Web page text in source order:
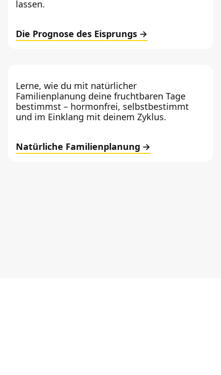
lassen.
Die Prognose des Eisprungs
Lerne, wie du mit natürlicher
Familienplanung deine fruchtbaren Tage
bestimmst – hormonfrei, selbstbestimmt
und im Einklang mit deinem Zyklus.
Natürliche Familienplanung